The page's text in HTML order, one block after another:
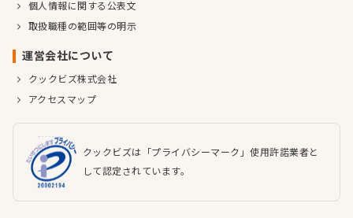
個人情報に関する公表文
取扱職種の範囲等の明示
運営会社について
クックビズ株式会社
アクセスマップ
クックビズは「プライバシーマーク」使用許諾業者と
して認定されています。